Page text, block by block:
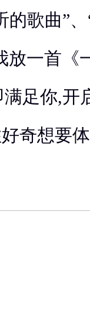
的歌曲”
放一首《
足你,开
奇想要